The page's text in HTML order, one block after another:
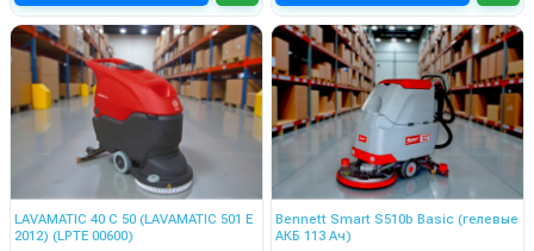
LAVAMATIC 40 C 50 (LAVAMATIC 501 E
2012) (LPTE 00600)
Bennett Smart S510b Basic (гелевые
АКБ 113 Ач)